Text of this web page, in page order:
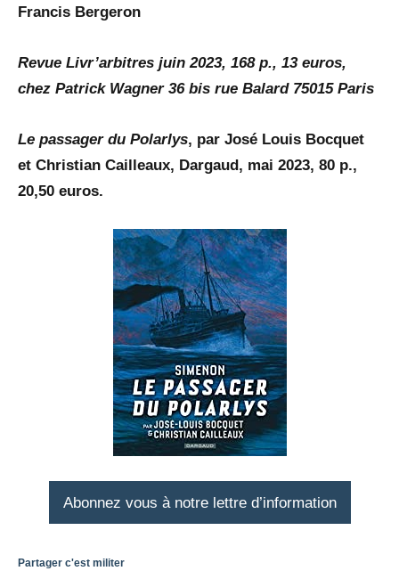
Francis Bergeron
Revue Livr’arbitres juin 2023, 168 p., 13 euros,
chez Patrick Wagner 36 bis rue Balard 75015 Paris
Le passager du Polarlys, par José Louis Bocquet
et Christian Cailleaux, Dargaud, mai 2023, 80 p.,
20,50 euros.
Abonnez vous à notre lettre d’information
Partager c'est militer